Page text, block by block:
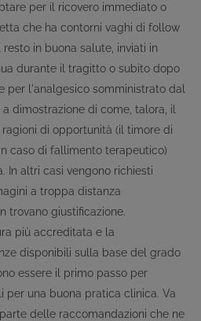
per il ricovero immediato o
che ha contorni vaghi di follow
in buona salute, inviati in
durante il tragitto o subito dopo
per l'analgesico somministrato dal
dimostrazione di come, talora, il
di opportunità (il timore di
caso di fallimento terapeutico)
In altri casi vengono richiesti
a troppa distanza
trovano giustificazione.
più accreditata e la
disponibili sulla base del grado
essere il primo passo per
per una buona pratica clinica. Va
delle raccomandazioni che ne